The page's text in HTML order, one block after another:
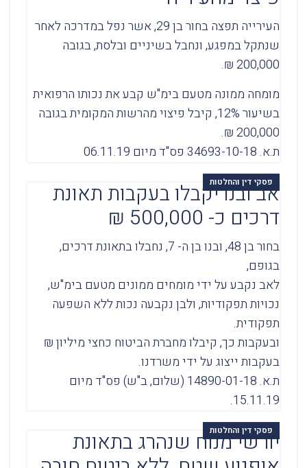
העירייה תפצה בחור בן 29, אשר נפל במדרכה לאחר
שנתקל במפגע, ונחבל בשיניים ובלסת, בגובה
200,000 ₪.
מומחה ממונה מטעם בימ"ש קבע את נכותו הרפואית
בשיעור 12%, קיבל פיצוי מהרשות המקומית בגובה
200,000 ₪.
ת.א. 34693-10-18 פס"ד מיום 06.11.19
פסקי דין והחלטות
אב ובנו יקבלו בעקבות תאונת
דרכים כ- 500,000 ₪
בחור בן 48, ובנו בן ה- 7, נחבלו בתאונת דרכים,
בגופם,
לאב נקבע על ידי מומחים ממונים מטעם בימ"ש,
נכויות תפקודיות, ולבן נקבעה נכות ללא השפעה
תפקודית.
ובעקבות כך, קיבלו מחברת הביטוח כחצי מיליון ₪
בעקבות ייצוג על ידי משרדנו.
ת.א. 14890-01-18 (שלום, ב"ש) פס"ד מיום
15.11.19.
פסקי דין והחלטות
יורשי מנוח שנהרג בתאונת